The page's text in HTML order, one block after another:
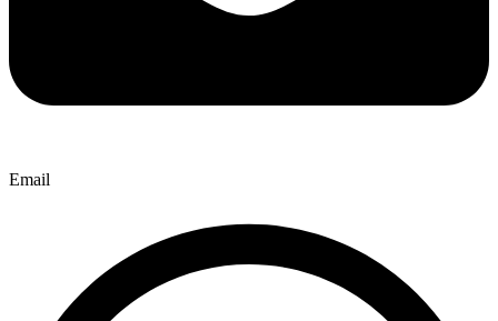
Email